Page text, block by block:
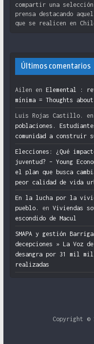
compartir una
prensa destacando
que se realicen en
Últimos comentarios
Ailen en Elemental :
mínima = Thoughts
Luis Rojas Castillo. en
poblaciones.
comunidad a construir
Elecciones: ¿Qué
juventud? – Young
el plan que busca
peor calidad de vida
En la lucha por la
pueblo.
en Viviendas
escondido de Macul
SMAPA y gestión
decepciones » La Voz
desangra por 31 mil
realizadas
Copyright ©